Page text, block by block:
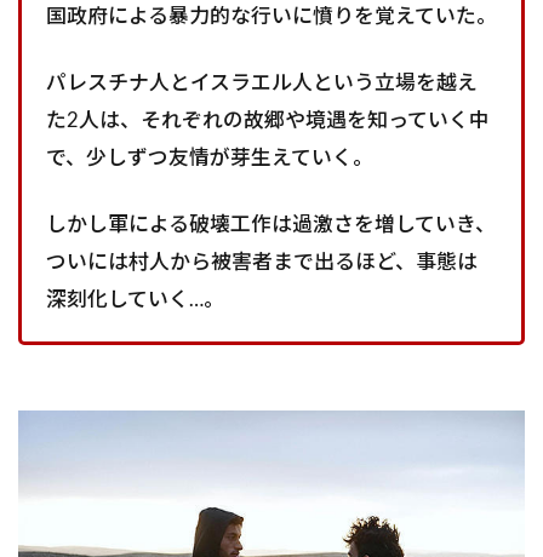
国政府による暴力的な行いに憤りを覚えていた。
パレスチナ人とイスラエル人という立場を越え
た2人は、それぞれの故郷や境遇を知っていく中
で、少しずつ友情が芽生えていく。
しかし軍による破壊工作は過激さを増していき、
ついには村人から被害者まで出るほど、事態は
深刻化していく…。